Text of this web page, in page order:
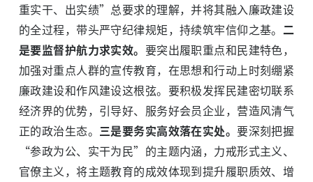
重实干、出实绩”总要求的理解，并将其融入廉政建设
的全过程，带头严守纪律规矩，持续筑牢信仰之基。 二
是要监督护航力求实效。 要突出履职重点和民建特色，
加强对重点人群的宣传教育，在思想和行动上时刻绷紧
廉政建设和作风建设这根弦。要积极发挥民建密切联系
经济界的优势，引导好、服务好会员企业，营造风清气
正的政治生态。 三是要务实高效落在实处。要深刻把握
“参政为公、实干为民”的主题内涵，力戒形式主义、
官僚主义，将主题教育的成效体现到提升履职质效、增